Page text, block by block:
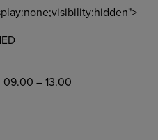
09.00 – 13.00